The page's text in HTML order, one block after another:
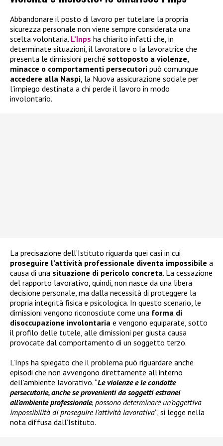
Abbandonare il posto di lavoro per tutelare la propria
sicurezza personale non viene sempre considerata una
scelta volontaria. L’Inps ha chiarito infatti che, in
determinate situazioni, il lavoratore o la lavoratrice che
presenta le dimissioni perché sottoposto a violenze,
minacce o comportamenti persecutori può comunque
accedere alla Naspi, la Nuova assicurazione sociale per
l’impiego destinata a chi perde il lavoro in modo
involontario.
La precisazione dell’Istituto riguarda quei casi in cui
proseguire l’attività professionale diventa impossibile a
causa di una situazione di pericolo concreta. La cessazione
del rapporto lavorativo, quindi, non nasce da una libera
decisione personale, ma dalla necessità di proteggere la
propria integrità fisica e psicologica. In questo scenario, le
dimissioni vengono riconosciute come una forma di
disoccupazione involontaria e vengono equiparate, sotto
il profilo delle tutele, alle dimissioni per giusta causa
provocate dal comportamento di un soggetto terzo.
L’Inps ha spiegato che il problema può riguardare anche
episodi che non avvengono direttamente all’interno
dell’ambiente lavorativo. “Le violenze e le condotte
persecutorie, anche se provenienti da soggetti estranei
all’ambiente professionale, possono determinare un’oggettiva
impossibilità di proseguire l’attività lavorativa“, si legge nella
nota diffusa dall’Istituto.